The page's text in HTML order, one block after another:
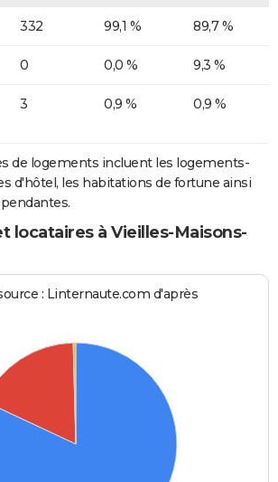
332 99,1 % 89,7 %
0 0,0 % 9,3 %
3 0,9 % 0,9 %
de logements incluent les logements-
d'hôtel, les habitations de fortune ainsi
locataires à Vieilles-Maisons-
: Linternaute.com d'après